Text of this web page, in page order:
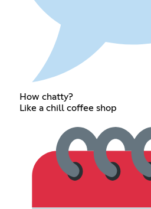
How chatty?
Like a chill coffee shop